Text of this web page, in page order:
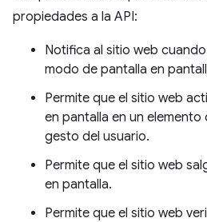
propiedades a la API:
Notifica al sitio web
modo de pantalla en
Permite que el sitio web
en pantalla en un
gesto del usuario.
Permite que el sitio web
en pantalla.
Permite que el sitio web